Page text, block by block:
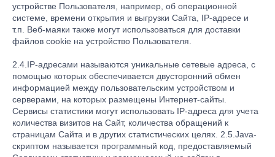
устройстве Пользователя, например, об операционной
системе, времени открытия и выгрузки Сайта, IP-адресе и
т.п. Веб-маяки также могут использоваться для доставки
файлов cookie на устройство Пользователя.
2.4.IP-адресами называются уникальные сетевые адреса, с
помощью которых обеспечивается двусторонний обмен
информацией между пользовательским устройством и
серверами, на которых размещены Интернет-сайты.
Сервисы статистики могут использовать IP-адреса для учета
количества визитов на Сайт, количества обращений к
страницам Сайта и в других статистических целях. 2.5.Java-
скриптом называется программный код, предоставляемый